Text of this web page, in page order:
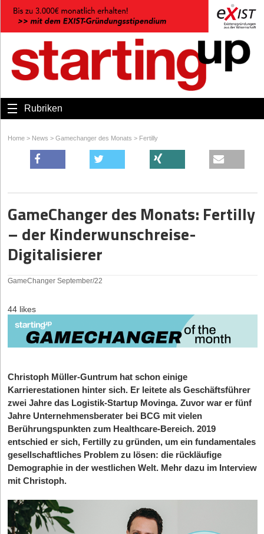
Rubriken
Home > News > Gamechanger des Monats > Fertilly
GameChanger des Monats: Fertilly
– der Kinderwunschreise-
Digitalisierer
GameChanger September/22
44 likes
Christoph Müller-Guntrum hat schon einige
Karrierestationen hinter sich. Er leitete als Geschäftsführer
zwei Jahre das Logistik-Startup Movinga. Zuvor war er fünf
Jahre Unternehmensberater bei BCG mit vielen
Berührungspunkten zum Healthcare-Bereich. 2019
entschied er sich, Fertilly zu gründen, um ein fundamentales
gesellschaftliches Problem zu lösen: die rückläufige
Demographie in der westlichen Welt. Mehr dazu im Interview
mit Christoph.